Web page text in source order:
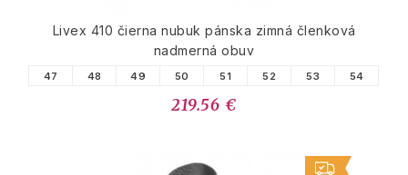
Livex 410 čierna nubuk pánska zimná členková
nadmerná obuv
47 48 49 50 51 52 53 54
219.56 €